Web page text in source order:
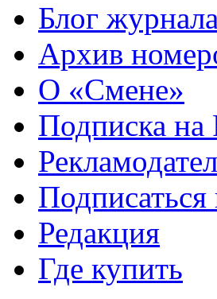
Блог журнала
Архив
О «Смене»
Подписка на
Редакция
Где купить